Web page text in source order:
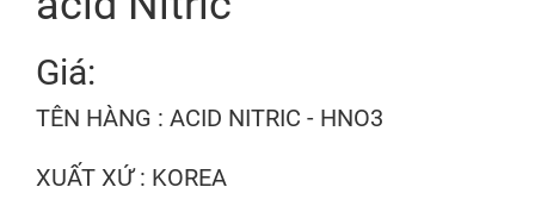
Giá:
TÊN HÀNG : ACID NITRIC - HNO3
XUẤT XỨ : KOREA